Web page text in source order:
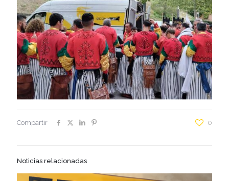
Compartir 0
Noticias relacionadas